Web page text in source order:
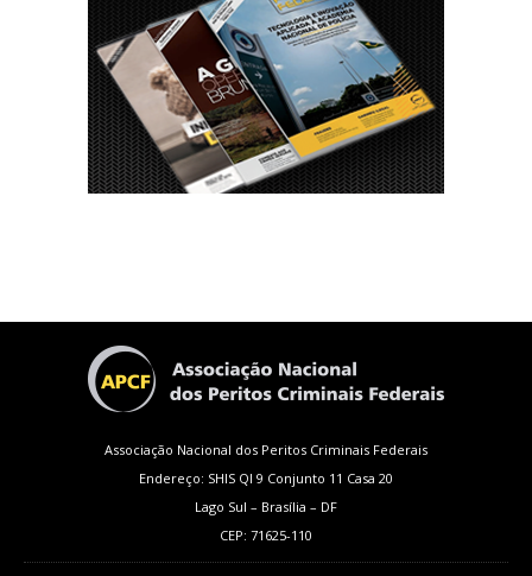
Associação Nacional dos Peritos Criminais Federais
Endereço: SHIS QI 9 Conjunto 11 Casa 20
Lago Sul – Brasília – DF
CEP: 71625-110